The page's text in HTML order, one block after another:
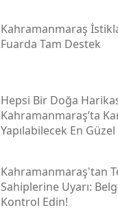
Kahramanmaraş
Fuarda Tam Destek
Hepsi Bir Doğa
Kahramanmaraş’ta
Yapılabilecek En
Kahramanmaraş'tan
Sahiplerine Uyarı:
Kontrol Edin!